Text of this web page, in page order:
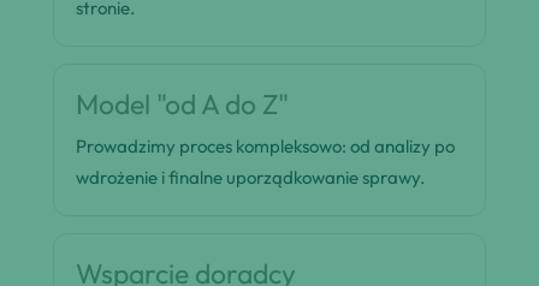
stronie.
Model "od A do Z"
Prowadzimy proces kompleksowo: od analizy po
wdrożenie i finalne uporządkowanie sprawy.
Wsparcie doradcy